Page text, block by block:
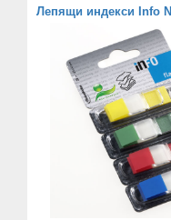
Лепящи индекси Info